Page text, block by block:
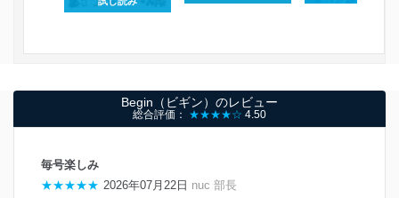
Begin（ビギン）のレビュー
総合評価： ★★★★☆ 4.50
毎号楽しみ
★★★★★ 2026年07月22日 nuc 部長